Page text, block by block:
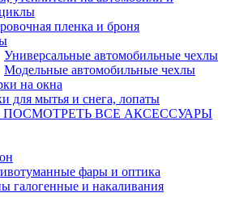
пленка и броня
Универсальные автомобильные чехлы
Модельные автомобильные чехлы
на окна
для мытья и снега, лопаты
ПОСМОТРЕТЬ ВСЕ АКСЕССУАРЫ
фары и оптика
галогенные и накаливания